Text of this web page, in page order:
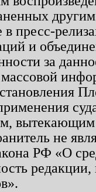
пресс-
и
за
вытекающим
не
РФ «О